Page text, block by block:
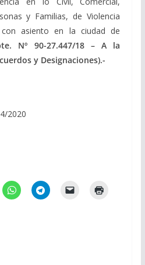
y Familias, de Violencia
asiento en la ciudad de
Nº 90-27.447/18–A la
y Designaciones).-
2020